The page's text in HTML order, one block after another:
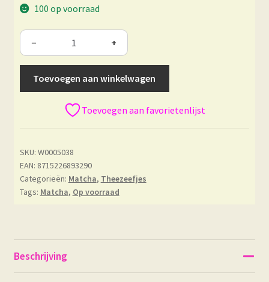
100 op voorraad
− +
Toevoegen aan winkelwagen
Toevoegen aan favorietenlijst
SKU: W0005038
EAN: 8715226893290
Categorieën: Matcha, Theezeefjes
Tags: Matcha, Op voorraad
Beschrijving